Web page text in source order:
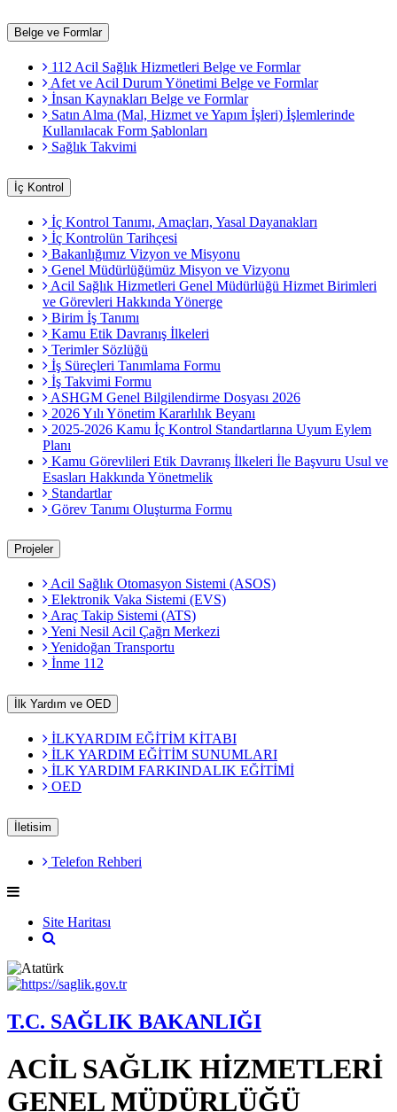
Belge ve Formlar
112 Acil Sağlık Hizmetleri Belge ve Formlar
Afet ve Acil Durum Yönetimi Belge ve Formlar
İnsan Kaynakları Belge ve Formlar
Satın Alma (Mal, Hizmet ve Yapım İşleri) İşlemlerinde
Kullanılacak Form Şablonları
Sağlık Takvimi
İç Kontrol
İç Kontrol Tanımı, Amaçları, Yasal Dayanakları
İç Kontrolün Tarihçesi
Bakanlığımız Vizyon ve Misyonu
Genel Müdürlüğümüz Misyon ve Vizyonu
Acil Sağlık Hizmetleri Genel Müdürlüğü Hizmet Birimleri
ve Görevleri Hakkında Yönerge
Birim İş Tanımı
Kamu Etik Davranış İlkeleri
Terimler Sözlüğü
İş Süreçleri Tanımlama Formu
İş Takvimi Formu
ASHGM Genel Bilgilendirme Dosyası 2026
2026 Yılı Yönetim Kararlılık Beyanı
2025-2026 Kamu İç Kontrol Standartlarına Uyum Eylem
Planı
Kamu Görevlileri Etik Davranış İlkeleri İle Başvuru Usul ve
Esasları Hakkında Yönetmelik
Standartlar
Görev Tanımı Oluşturma Formu
Projeler
Acil Sağlık Otomasyon Sistemi (ASOS)
Elektronik Vaka Sistemi (EVS)
Araç Takip Sistemi (ATS)
Yeni Nesil Acil Çağrı Merkezi
Yenidoğan Transportu
İnme 112
İlk Yardım ve OED
İLKYARDIM EĞİTİM KİTABI
İLK YARDIM EĞİTİM SUNUMLARI
İLK YARDIM FARKINDALIK EĞİTİMİ
OED
İletisim
Telefon Rehberi
Site Haritası
T.C. SAĞLIK BAKANLIĞI
ACİL SAĞLIK HİZMETLERİ
GENEL MÜDÜRLÜĞÜ